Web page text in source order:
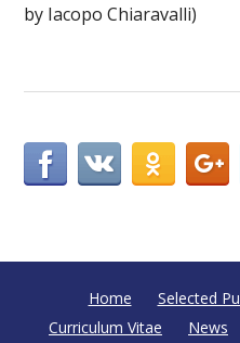
by Iacopo Chiaravalli)
Home Selected
Curriculum Vitae
News